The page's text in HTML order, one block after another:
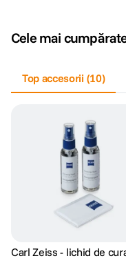
Cele mai
Top accesorii (10)
Carl Zeiss - lichid de